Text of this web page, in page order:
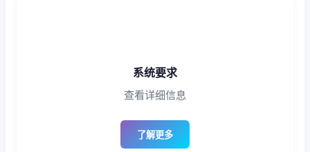
系统要求
查看详细信息
了解更多